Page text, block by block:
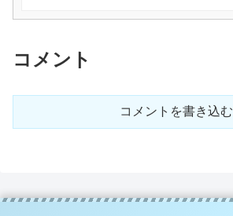
コメント
コメントを書き込む